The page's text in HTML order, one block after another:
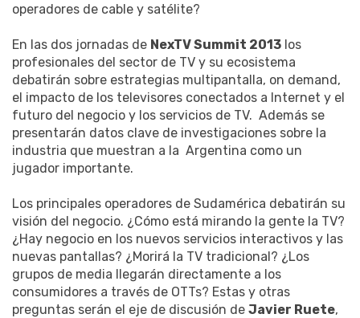
operadores de cable y satélite?
En las dos jornadas de NexTV Summit 2013 los
profesionales del sector de TV y su ecosistema
debatirán sobre estrategias multipantalla, on demand,
el impacto de los televisores conectados a Internet y el
futuro del negocio y los servicios de TV. Además se
presentarán datos clave de investigaciones sobre la
industria que muestran a la Argentina como un
jugador importante.
Los principales operadores de Sudamérica debatirán su
visión del negocio. ¿Cómo está mirando la gente la TV?
¿Hay negocio en los nuevos servicios interactivos y las
nuevas pantallas? ¿Morirá la TV tradicional? ¿Los
grupos de media llegarán directamente a los
consumidores a través de OTTs? Estas y otras
preguntas serán el eje de discusión de Javier Ruete,